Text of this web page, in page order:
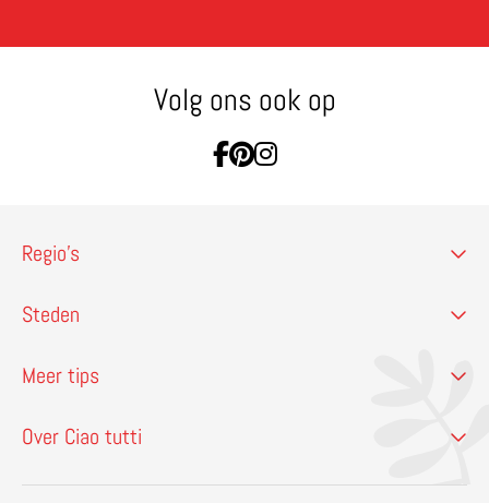
Volg ons ook op
Ga naar Facebook
Ga naar Pinterest
Ga naar Instagram
Regio’s
Steden
Meer tips
Over Ciao tutti